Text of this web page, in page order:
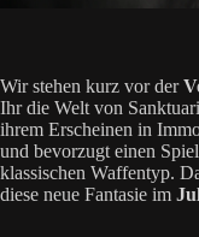
Wir stehen kurz vor der
Ihr die Welt von
ihrem Erscheinen in
und bevorzugt einen
klassischen Waffentyp.
diese neue Fantasie im